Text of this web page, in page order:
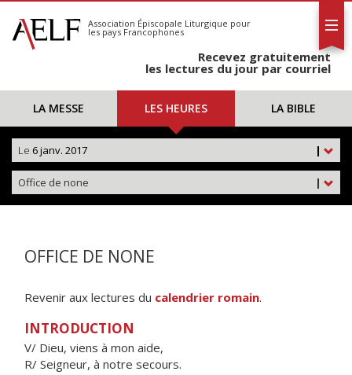
S'abonner
Calendrier
Association Épiscopale Liturgique pour
les pays Francophones
Recevez gratuitement
les lectures du jour par courriel
LA MESSE LES HEURES LA BIBLE
|
Le 6 janv. 2017
|
Office de none
OFFICE DE NONE
Revenir aux lectures du calendrier romain.
INTRODUCTION
V/ Dieu, viens à mon aide,
R/ Seigneur, à notre secours.